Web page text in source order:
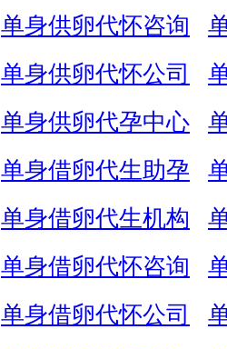
单身供卵代怀咨询
单身供卵代怀公司
单身供卵代孕中心
单身借卵代生助孕
单身借卵代生机构
单身借卵代怀咨询
单身借卵代怀公司